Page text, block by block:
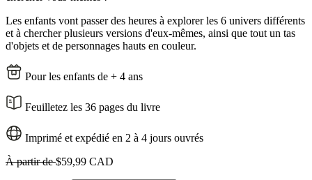
Les enfants vont passer des heures à explorer les 6 univers différents
et à chercher plusieurs versions d'eux-mêmes, ainsi que tout un tas
d'objets et de personnages hauts en couleur.
Pour les enfants de + 4 ans
Feuilletez les 36 pages du livre
Imprimé et expédié en 2 à 4 jours ouvrés
À partir de$59,99 CAD